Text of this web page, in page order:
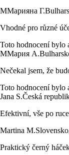
ММарияна Г.
Vhodné pro různé
Toto hodnocení bylo
ММария А.
Nečekal jsem, že
Toto hodnocení bylo
Jana S.Česká
Efektivní, vše po ruce
Martina M.Slovensko
Praktický černý